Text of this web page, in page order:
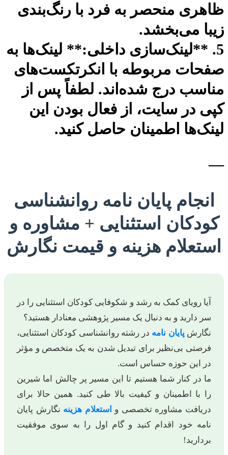
منحصر به فرد با رنگ‌بندی
می‌بخشد.
**لینک‌سازی داخلی:** لینک‌ها به
مربوطه با انکرتکست‌های
درج شده‌اند. لطفاً پس از
در سایت، از فعال بودن این
اطمینان حاصل کنید.
پایان نامه روانشناسی
استثنایی + مشاوره و
هزینه و قیمت نگارش
آیا رویای کمک به رشد و شکوفایی کودکان استثنایی را در
سر دارید و به دنبال یک مسیر پژوهشی معنادار هستید؟
نگارشپایان نامه در رشته روانشناسی کودکان استثنایی،
فرصتی بی‌نظیر برای تبدیل شدن به یک متخصص و مؤثر
در این حوزه حساس است.
ما در کنار شما هستیم تا این مسیر پر چالش اما شیرین
را با اطمینان و کیفیت بالا طی کنید. همین حالا برای
دریافت مشاوره تخصصی واستعلام هزینهنگارش پایان
نامه خود اقدام کنید و گام اول را به سوی موفقیت
بردارید!